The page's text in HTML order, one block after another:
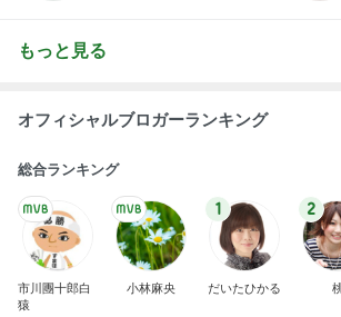
もっと見る
オフィシャルブロガーランキング
総合ランキング
市川團十郎白
猿
小林麻央
1
だいたひかる
2